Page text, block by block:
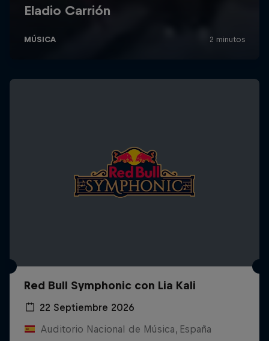
Red Bull Symphonic con Lia Kali
22 Septiembre 2026
Auditorio Nacional de Música, España